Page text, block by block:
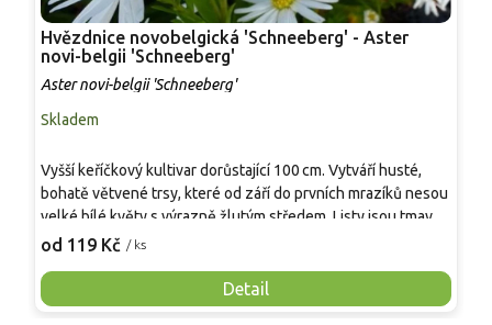
Hvězdnice novobelgická 'Schneeberg' - Aster
novi-belgii 'Schneeberg'
Aster novi-belgii 'Schneeberg'
Skladem
od 119 Kč / ks
Detail
Vyšší keříčkový kultivar dorůstající 100 cm. Vytváří husté,
bohatě větvené trsy, které od září do prvních mrazíků nesou
velké bílé květy s výrazně žlutým středem. Listy jsou tmavě
zelené, protáhlé, kontrastují se světlými květy. Rostlina je
výsadeb v záhonech, kde zajišťuje bohaté barevné
zakončení sezony.